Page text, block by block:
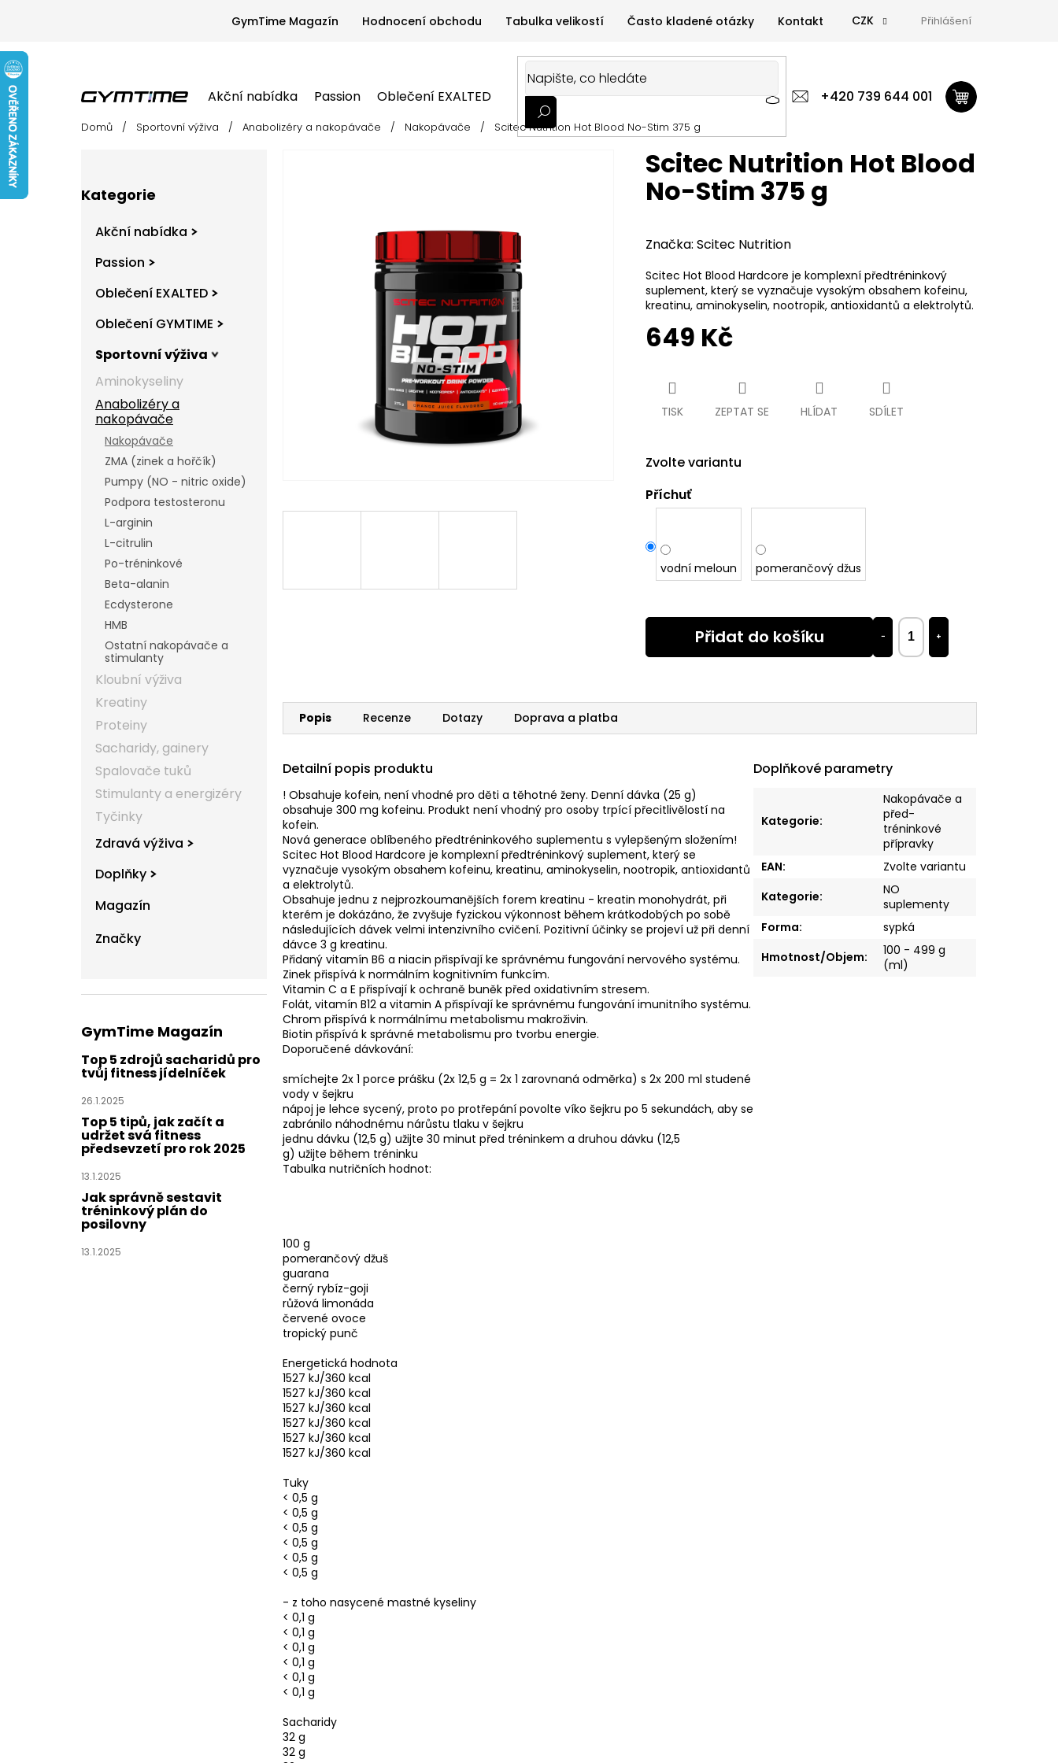
GymTime Magazín Hodnocení obchodu Tabulka velikostí Často kladené otázky Kontakt CZK Přihlášení
+420 739 644 001
Akční nabídka Passion Oblečení EXALTED Oblečení GYMTIME Sportovní výživa Zdravá výživa Doplňky GymTime Magazín
Akční nabídka Passion Oblečení EXALTED Oblečení GYMTIME Sportovní výživa Zdravá výživa Doplňky
Domů / Sportovní výživa / Anabolizéry a nakopávače / Nakopávače / Scitec Nutrition Hot Blood No-Stim 375 g
kategorie
Kategorie
Akční nabídka
Passion
Oblečení EXALTED
Oblečení GYMTIME
Sportovní výživa
Aminokyseliny
Anabolizéry a
nakopávače
Nakopávače
ZMA (zinek a hořčík)
Pumpy (NO - nitric oxide)
Podpora testosteronu
L-arginin
L-citrulin
Po-tréninkové
Beta-alanin
Ecdysterone
HMB
Ostatní nakopávače a
stimulanty
Kloubní výživa
Kreatiny
Proteiny
Sacharidy, gainery
Spalovače tuků
Stimulanty a energizéry
Tyčinky
Zdravá výživa
Doplňky
Magazín
Značky
GymTime Magazín
Top 5 zdrojů sacharidů pro
tvůj fitness jídelníček
26.1.2025
Top 5 tipů, jak začít a
udržet svá fitness
předsevzetí pro rok 2025
13.1.2025
Jak správně sestavit
tréninkový plán do
posilovny
13.1.2025
649 Kč
Zvolte variantu
Příchuť
vodní meloun pomerančový džus
+
−
Přidat do košíku
Scitec Hot Blood Hardcore je komplexní předtréninkový
suplement, který se vyznačuje vysokým obsahem kofeinu,
kreatinu, aminokyselin, nootropik, antioxidantů a elektrolytů.
TISK ZEPTAT SE HLÍDAT SDÍLET
Scitec Nutrition Hot Blood
No-Stim 375 g
Značka: Scitec Nutrition
Popis Recenze Dotazy Doprava a platba
Detailní popis produktu
! Obsahuje kofein, není vhodné pro děti a těhotné ženy. Denní dávka (25 g)
obsahuje 300 mg kofeinu. Produkt není vhodný pro osoby trpící přecitlivělostí na
kofein.
Nová generace oblíbeného předtréninkového suplementu s vylepšeným složením!
Scitec Hot Blood Hardcore je komplexní předtréninkový suplement, který se
vyznačuje vysokým obsahem kofeinu, kreatinu, aminokyselin, nootropik, antioxidantů
a elektrolytů.
Obsahuje jednu z nejprozkoumanějších forem kreatinu - kreatin monohydrát, při
kterém je dokázáno, že zvyšuje fyzickou výkonnost během krátkodobých po sobě
následujících dávek velmi intenzivního cvičení. Pozitivní účinky se projeví už při denní
dávce 3 g kreatinu.
Přidaný vitamín B6 a niacin přispívají ke správnému fungování nervového systému.
Zinek přispívá k normálním kognitivním funkcím.
Vitamin C a E přispívají k ochraně buněk před oxidativním stresem.
Folát, vitamín B12 a vitamin A přispívají ke správnému fungování imunitního systému.
Chrom přispívá k normálnímu metabolismu makroživin.
Biotin přispívá k správné metabolismu pro tvorbu energie.
Doporučené dávkování:
smíchejte 2x 1 porce prášku (2x 12,5 g = 2x 1 zarovnaná odměrka) s 2x 200 ml studené
vody v šejkru
nápoj je lehce sycený, proto po protřepání povolte víko šejkru po 5 sekundách, aby se
zabránilo náhodnému nárůstu tlaku v šejkru
jednu dávku (12,5 g) užijte 30 minut před tréninkem a druhou dávku (12,5
g) užijte během tréninku
Tabulka nutričních hodnot:
100 g
pomerančový džuš
guarana
černý rybíz-goji
růžová limonáda
červené ovoce
tropický punč
Energetická hodnota
1527 kJ/360 kcal
1527 kJ/360 kcal
1527 kJ/360 kcal
1527 kJ/360 kcal
1527 kJ/360 kcal
1527 kJ/360 kcal
Tuky
< 0,5 g
< 0,5 g
< 0,5 g
< 0,5 g
< 0,5 g
< 0,5 g
- z toho nasycené mastné kyseliny
< 0,1 g
< 0,1 g
< 0,1 g
< 0,1 g
< 0,1 g
< 0,1 g
Sacharidy
32 g
32 g
Doplňkové parametry
Kategorie:
Nakopávače a
před-
tréninkové
přípravky
EAN:
Zvolte variantu
Kategorie:
NO
suplementy
Forma:
sypká
Hmotnost/Objem:
100 - 499 g
(ml)